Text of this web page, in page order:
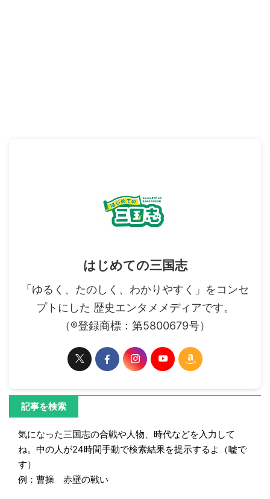
はじめての三国志
「ゆるく、たのしく、わかりやすく」をコンセ
プトにした 歴史エンタメメディアです。
（®登録商標：第5800679号）
記事を検索
気になった三国志の合戦や人物、時代などを入力して
ね。中の人が24時間手動で検索結果を提示するよ（嘘で
す）
例：曹操 赤壁の戦い